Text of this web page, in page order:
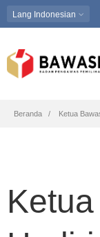
Lang Indonesian
Beranda Ketua